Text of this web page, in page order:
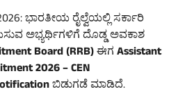
ಭಾರತೀಯ ರೈಲ್ವೆಯಲ್ಲಿ ಸರ್ಕಾರಿ
ಅಭ್ಯರ್ಥಿಗಳಿಗೆ ದೊಡ್ಡ ಅವಕಾಶ
Board (RRB)ಈಗAssistant
2026 – CEN
ಬಿಡುಗಡೆ ಮಾಡಿದೆ.